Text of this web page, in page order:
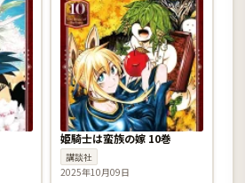
姫騎士は蛮族の嫁 10巻
講談社
2025年10月09日